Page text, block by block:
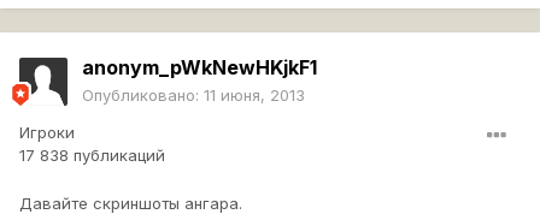
anonym_pWkNewHKjkF1
Опубликовано: 11 июня, 2013
Игроки
17 838 публикаций
Давайте скриншоты ангара.